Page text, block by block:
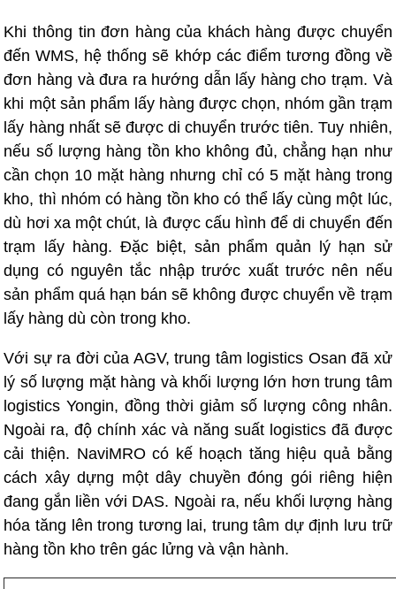
Khi thông tin đơn hàng của khách hàng được chuyển
đến WMS, hệ thống sẽ khớp các điểm tương đồng về
đơn hàng và đưa ra hướng dẫn lấy hàng cho trạm. Và
khi một sản phẩm lấy hàng được chọn, nhóm gần trạm
lấy hàng nhất sẽ được di chuyển trước tiên. Tuy nhiên,
nếu số lượng hàng tồn kho không đủ, chẳng hạn như
cần chọn 10 mặt hàng nhưng chỉ có 5 mặt hàng trong
kho, thì nhóm có hàng tồn kho có thể lấy cùng một lúc,
dù hơi xa một chút, là được cấu hình để di chuyển đến
trạm lấy hàng. Đặc biệt, sản phẩm quản lý hạn sử
dụng có nguyên tắc nhập trước xuất trước nên nếu
sản phẩm quá hạn bán sẽ không được chuyển về trạm
lấy hàng dù còn trong kho.
Với sự ra đời của AGV, trung tâm logistics Osan đã xử
lý số lượng mặt hàng và khối lượng lớn hơn trung tâm
logistics Yongin, đồng thời giảm số lượng công nhân.
Ngoài ra, độ chính xác và năng suất logistics đã được
cải thiện. NaviMRO có kế hoạch tăng hiệu quả bằng
cách xây dựng một dây chuyền đóng gói riêng hiện
đang gắn liền với DAS. Ngoài ra, nếu khối lượng hàng
hóa tăng lên trong tương lai, trung tâm dự định lưu trữ
hàng tồn kho trên gác lửng và vận hành.